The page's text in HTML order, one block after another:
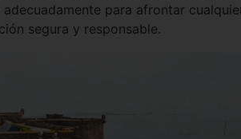
para afrontar
segura y responsable.